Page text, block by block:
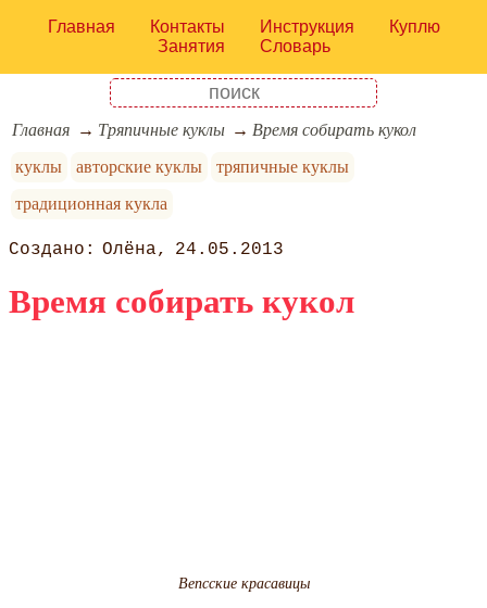
Главная Контакты Инструкция
Куплю
Занятия
Словарь
Главная Тряпичные куклы
Время собирать кукол
куклы
авторские куклы
тряпичные куклы
традиционная кукла
Олёна 24.05.2013
Время собирать кукол
Вепсские красавицы